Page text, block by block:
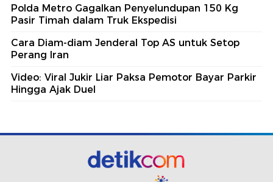
Polda Metro Gagalkan Penyelundupan 150 Kg
Pasir Timah dalam Truk Ekspedisi
Cara Diam-diam Jenderal Top AS untuk Setop
Perang Iran
Video: Viral Jukir Liar Paksa Pemotor Bayar Parkir
Hingga Ajak Duel